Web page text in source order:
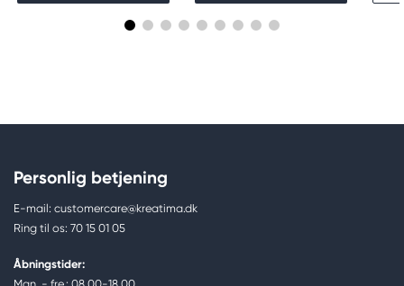
Personlig betjening
E-mail: customercare@kreatima.dk
Ring til os: 70 15 01 05
Åbningstider: